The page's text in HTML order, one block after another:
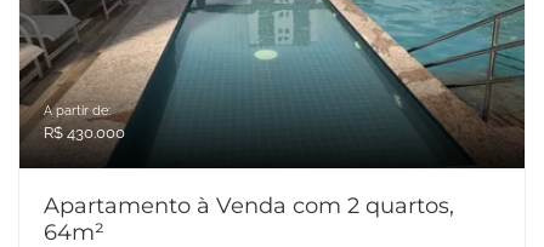
A partir de:
R$ 430.000
Apartamento à Venda com 2 quartos,
64m²